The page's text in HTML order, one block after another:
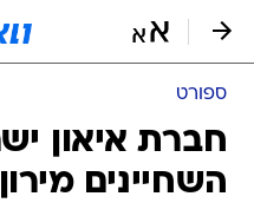
ספורט
חברת איאון
השחיינים